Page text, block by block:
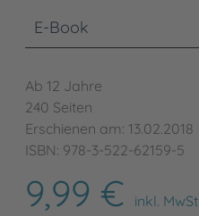
E-Book
Ab 12 Jahre
240 Seiten
Erschienen am: 13.02.2018
ISBN: 978-3-522-62159-5
9,99 €
inkl. MwSt